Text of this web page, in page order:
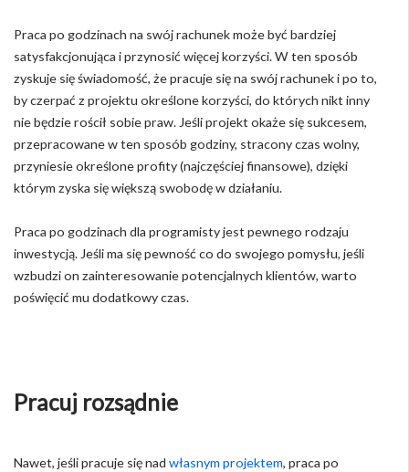
Praca po godzinach na swój rachunek może być bardziej
satysfakcjonująca i przynosić więcej korzyści. W ten sposób
zyskuje się świadomość, że pracuje się na swój rachunek i po to,
by czerpać z projektu określone korzyści, do których nikt inny
nie będzie rościł sobie praw. Jeśli projekt okaże się sukcesem,
przepracowane w ten sposób godziny, stracony czas wolny,
przyniesie określone profity (najczęściej finansowe), dzięki
którym zyska się większą swobodę w działaniu.
Praca po godzinach dla programisty jest pewnego rodzaju
inwestycją. Jeśli ma się pewność co do swojego pomysłu, jeśli
wzbudzi on zainteresowanie potencjalnych klientów, warto
poświęcić mu dodatkowy czas.
Pracuj rozsądnie
Nawet, jeśli pracuje się nad własnym projektem, praca po